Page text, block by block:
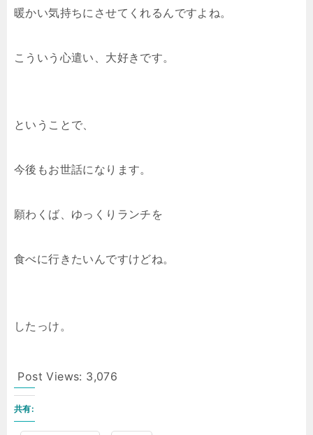
暖かい気持ちにさせてくれるんですよね。
こういう心遣い、大好きです。
ということで、
今後もお世話になります。
願わくば、ゆっくりランチを
食べに行きたいんですけどね。
したっけ。
Post Views: 3,076
共有: